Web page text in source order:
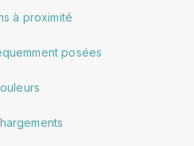
à proximité
posées